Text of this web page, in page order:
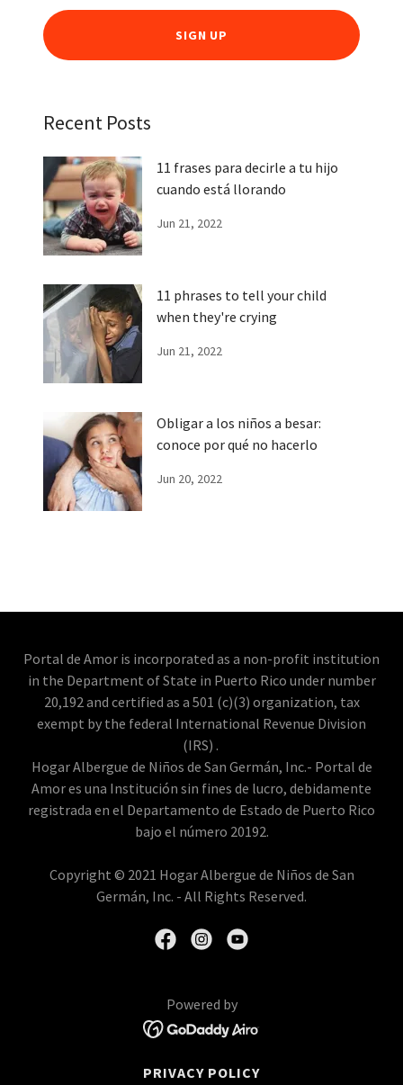
SIGN UP
Recent Posts
11 frases para decirle a tu hijo
cuando está llorando
Jun 21, 2022
11 phrases to tell your child
when they're crying
Jun 21, 2022
Obligar a los niños a besar:
conoce por qué no hacerlo
Jun 20, 2022
Portal de Amor is incorporated as a non-profit institution
in the Department of State in Puerto Rico under number
20,192 and certified as a 501 (c)(3) organization, tax
exempt by the federal International Revenue Division
(IRS) .
Hogar Albergue de Niños de San Germán, Inc.- Portal de
Amor es una Institución sin fines de lucro, debidamente
registrada en el Departamento de Estado de Puerto Rico
bajo el número 20192.
Copyright © 2021 Hogar Albergue de Niños de San
Germán, Inc. - All Rights Reserved.
Powered by
PRIVACY POLICY